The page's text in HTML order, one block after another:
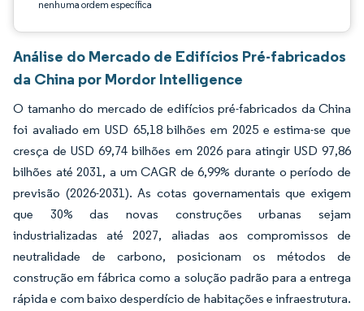
nenhuma ordem específica
Análise do Mercado de Edifícios Pré-fabricados
da China por Mordor Intelligence
O tamanho do mercado de edifícios pré-fabricados da China
foi avaliado em USD 65,18 bilhões em 2025 e estima-se que
cresça de USD 69,74 bilhões em 2026 para atingir USD 97,86
bilhões até 2031, a um CAGR de 6,99% durante o período de
previsão (2026-2031). As cotas governamentais que exigem
que 30% das novas construções urbanas sejam
industrializadas até 2027, aliadas aos compromissos de
neutralidade de carbono, posicionam os métodos de
construção em fábrica como a solução padrão para a entrega
rápida e com baixo desperdício de habitações e infraestrutura.